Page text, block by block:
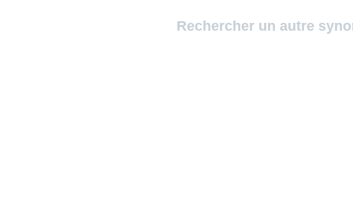
Rechercher un autre